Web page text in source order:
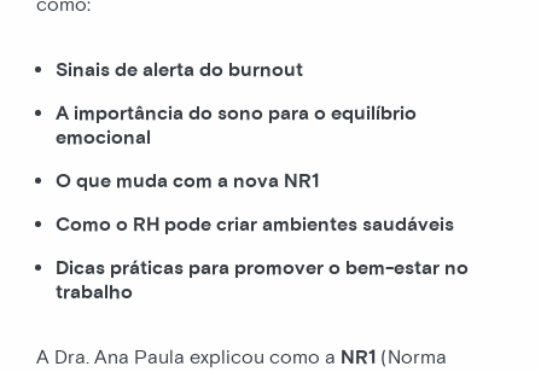
Sinais de alerta do burnout
A importância do sono para o equilíbrio
emocional
O que muda com a nova NR1
Como o RH pode criar ambientes saudáveis
Dicas práticas para promover o bem-estar no
trabalho
A Dra. Ana Paula explicou como a NR1 (Norma